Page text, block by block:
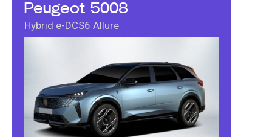
Peugeot 5008
Hybrid e-DCS6 Allure